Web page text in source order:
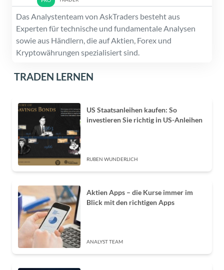
Das Analystenteam von AskTraders besteht aus
Experten für technische und fundamentale Analysen
sowie aus Händlern, die auf Aktien, Forex und
Kryptowährungen spezialisiert sind.
TRADEN LERNEN
US Staatsanleihen kaufen: So
investieren Sie richtig in US-Anleihen
RUBEN WUNDERLICH
Aktien Apps – die Kurse immer im
Blick mit den richtigen Apps
ANALYST TEAM